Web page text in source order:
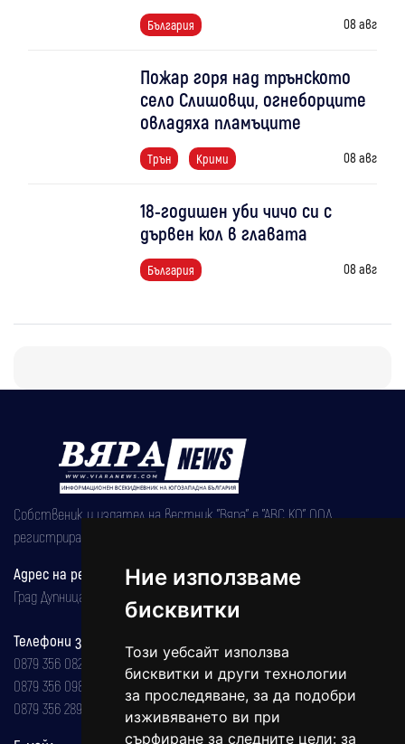
Ние използваме
бисквитки
Този уебсайт използва
бисквитки и други технологии
за проследяване, за да подобри
изживяването ви при
сърфиране за следните цели: за
България 08 авг
Пожар горя над трънското
село Слишовци, огнеборците
овладяха пламъците
Трън Крими 08 авг
18-годишен уби чичо си с
дървен кол в главата
България 08 авг
Собственик и издател на вестник "Вяра" е "АВС КО" ООД,
регистрирана на 08.05.2002 година.
Адрес на редакцията
Град Дупница, ул.''Христо Ботев" 43
Телефони за реклама и абонаменти
0879 356 082
0879 356 098
0879 356 289